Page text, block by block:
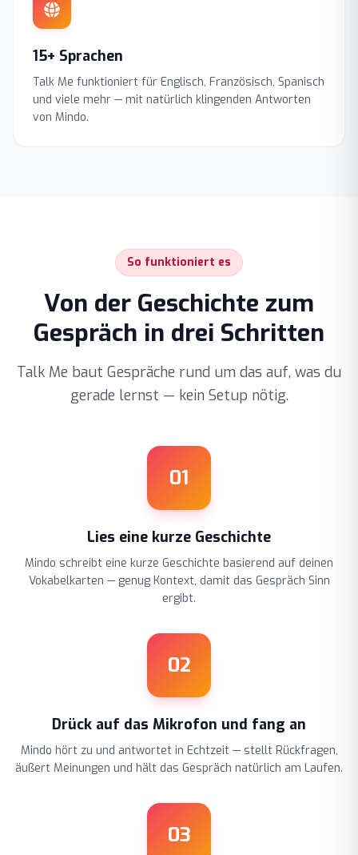
15+ Sprachen
Talk Me funktioniert für Englisch, Französisch, Spanisch
und viele mehr — mit natürlich klingenden Antworten
von Mindo.
So funktioniert es
Von der Geschichte zum
Gespräch in drei Schritten
Talk Me baut Gespräche rund um das auf, was du
gerade lernst — kein Setup nötig.
01
Lies eine kurze Geschichte
Mindo schreibt eine kurze Geschichte basierend auf deinen
Vokabelkarten — genug Kontext, damit das Gespräch Sinn
ergibt.
02
Drück auf das Mikrofon und fang an
Mindo hört zu und antwortet in Echtzeit — stellt Rückfragen,
äußert Meinungen und hält das Gespräch natürlich am Laufen.
03